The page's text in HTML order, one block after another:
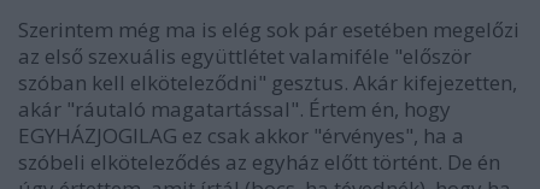
Szerintem még ma is elég sok pár esetében megelőzi
az első szexuális együttlétet valamiféle "először
szóban kell elköteleződni" gesztus. Akár kifejezetten,
akár "ráutaló magatartással". Értem én, hogy
EGYHÁZJOGILAG ez csak akkor "érvényes", ha a
szóbeli elköteleződés az egyház előtt történt. De én